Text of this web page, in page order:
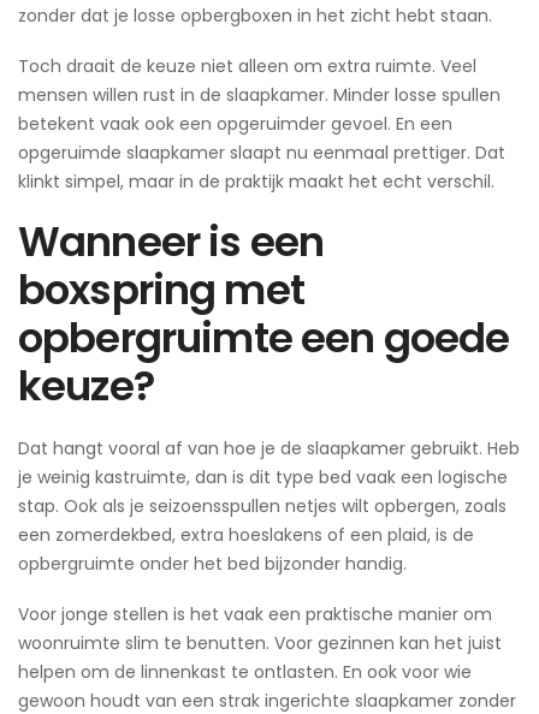
zonder dat je losse opbergboxen in het zicht hebt staan.
Toch draait de keuze niet alleen om extra ruimte. Veel
mensen willen rust in de slaapkamer. Minder losse spullen
betekent vaak ook een opgeruimder gevoel. En een
opgeruimde slaapkamer slaapt nu eenmaal prettiger. Dat
klinkt simpel, maar in de praktijk maakt het echt verschil.
Wanneer is een
boxspring met
opbergruimte een goede
keuze?
Dat hangt vooral af van hoe je de slaapkamer gebruikt. Heb
je weinig kastruimte, dan is dit type bed vaak een logische
stap. Ook als je seizoensspullen netjes wilt opbergen, zoals
een zomerdekbed, extra hoeslakens of een plaid, is de
opbergruimte onder het bed bijzonder handig.
Voor jonge stellen is het vaak een praktische manier om
woonruimte slim te benutten. Voor gezinnen kan het juist
helpen om de linnenkast te ontlasten. En ook voor wie
gewoon houdt van een strak ingerichte slaapkamer zonder